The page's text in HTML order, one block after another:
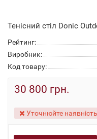
Тенісний стіл Donic
Рейтинг:
Виробник:
Код товару:
30 800 грн.
Уточнюйте наявність